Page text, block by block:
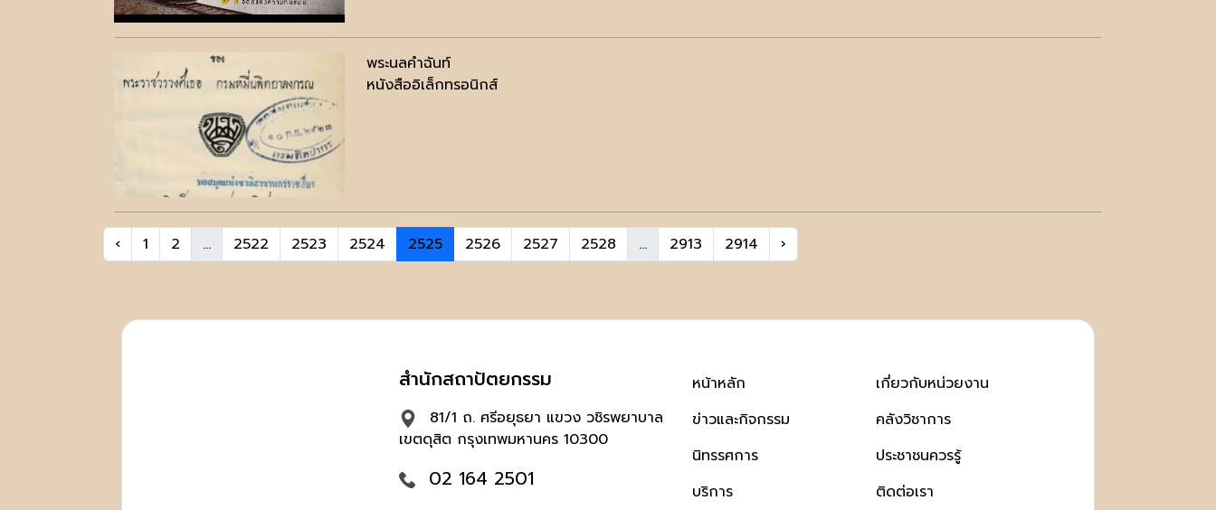
พระนลคำฉันท์
หนังสืออิเล็กทรอนิกส์
‹ 1 2 ... 2522 2523 2524 2525 2526 2527 2528 ... 2913 2914 ›
สำนักสถาปัตยกรรม
81/1 ถ. ศรีอยุธยา แขวง วชิรพยาบาล
เขตดุสิต กรุงเทพมหานคร 10300
02 164 2501
หน้าหลัก
ข่าวและกิจกรรม
นิทรรศการ
บริการ
เกี่ยวกับหน่วยงาน
คลังวิชาการ
ประชาชนควรรู้
ติดต่อเรา